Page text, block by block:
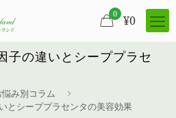
0 ¥0
子の違いとシーププラセ
悩み別コラム
とシーププラセンタの美容効果